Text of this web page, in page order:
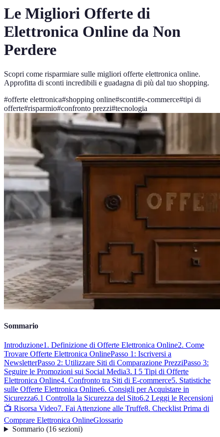
Le Migliori Offerte di
Elettronica Online da Non
Perdere
Scopri come risparmiare sulle migliori offerte elettronica online.
Approfitta di sconti incredibili e guadagna di più dal tuo shopping.
#offerte elettronica#shopping online#sconti#e-commerce#tipi di
offerte#risparmio#confronto prezzi#tecnologia
Sommario
Introduzione1. Definizione di Offerte Elettronica Online2. Come
Trovare Offerte Elettronica OnlinePasso 1: Iscriversi a
NewsletterPasso 2: Utilizzare Siti di Comparazione PrezziPasso 3:
Seguire le Promozioni sui Social Media3. I 5 Tipi di Offerte
Elettronica Online4. Confronto tra Siti di E-commerce5. Statistiche
sulle Offerte Elettronica Online6. Consigli per Acquistare in
Sicurezza6.1 Controlla la Sicurezza del Sito6.2 Leggi le Recensioni
📺 Risorsa Video7. Fai Attenzione alle Truffe8. Checklist Prima di
Comprare Elettronica OnlineGlossario
Sommario(16 sezioni)